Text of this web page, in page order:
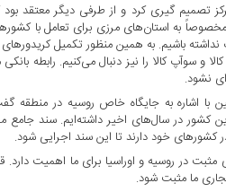
تصمیم گیری کرد و از طرفی دیگر
مخصوصاً به استان‌های مرزی برای تعامل با
باشیم. به همین منظور تکمیل
و سوآپ کالا را نیز دنبال می‌کنیم. رابطه
نشود.
اشاره به جایگاه خاص روسیه در منطقه
کشور در سال‌های اخیر داشته‌ایم. سند
کشورهای خود دارند تا این سند اجرایی شود.
در روسیه و اوراسیا برای ما اهمیت دارد.
ما مثبت شود.